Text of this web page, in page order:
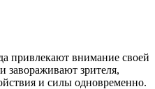
завораживают зрителя,
и силы одновременно.